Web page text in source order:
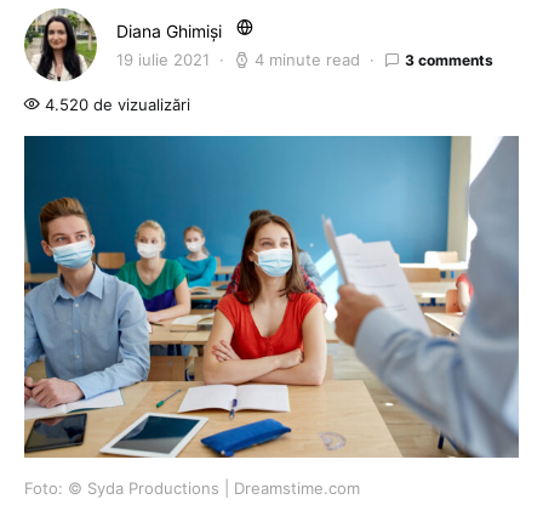
Diana Ghimiși
19 iulie 2021 4 minute read 3 comments
4.520 de vizualizări
Foto: © Syda Productions | Dreamstime.com